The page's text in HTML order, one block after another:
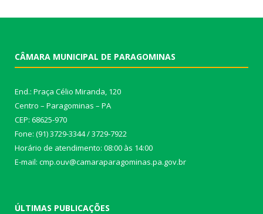
CÂMARA MUNICIPAL DE PARAGOMINAS
End.: Praça Célio Miranda, 120
Centro – Paragominas – PA
CEP: 68625-970
Fone: (91) 3729-3344 / 3729-7922
Horário de atendimento: 08:00 às 14:00
E-mail: cmp.ouv@camaraparagominas.pa.gov.br
ÚLTIMAS PUBLICAÇÕES